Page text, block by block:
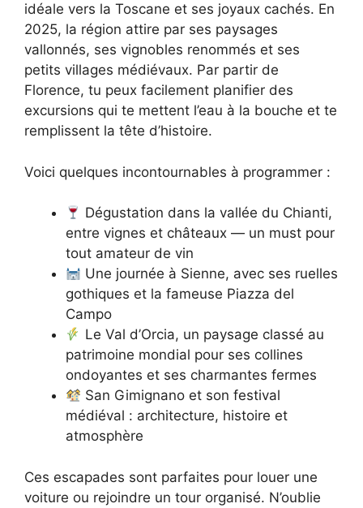
idéale vers la Toscane et ses joyaux cachés. En
2025, la région attire par ses paysages
vallonnés, ses vignobles renommés et ses
petits villages médiévaux. Par partir de
Florence, tu peux facilement planifier des
excursions qui te mettent l’eau à la bouche et te
remplissent la tête d’histoire.
Voici quelques incontournables à programmer :
Dégustation dans la vallée du Chianti,
entre vignes et châteaux — un must pour
tout amateur de vin
Une journée à Sienne, avec ses ruelles
gothiques et la fameuse Piazza del
Campo
Le Val d’Orcia, un paysage classé au
patrimoine mondial pour ses collines
ondoyantes et ses charmantes fermes
San Gimignano et son festival
médiéval : architecture, histoire et
atmosphère
Ces escapades sont parfaites pour louer une
voiture ou rejoindre un tour organisé. N’oublie